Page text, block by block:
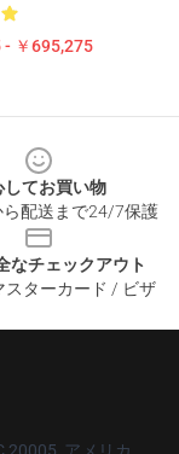
- ￥695,275
してお買い物
ら配送まで24/7保護
なチェックアウト
スターカード / ビザ